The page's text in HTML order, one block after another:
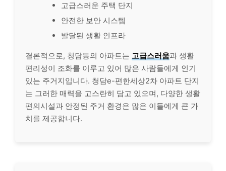
고급스러운 주택 단지
안전한 보안 시스템
발달된 생활 인프라
결론적으로, 청담동의 아파트는 고급스러움과 생활
편리성이 조화를 이루고 있어 많은 사람들에게 인기
있는 주거지입니다. 청담e-편한세상2차 아파트 단지
는 그러한 매력을 고스란히 담고 있으며, 다양한 생활
편의시설과 안정된 주거 환경은 많은 이들에게 큰 가
치를 제공합니다.